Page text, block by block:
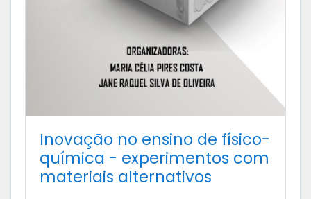
Inovação no ensino de físico-
química - experimentos com
materiais alternativos